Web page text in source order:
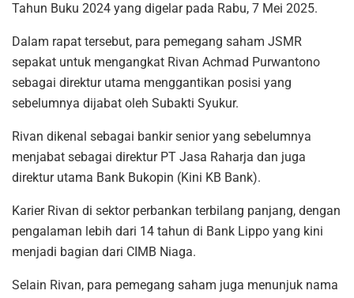
Tahun Buku 2024 yang digelar pada Rabu, 7 Mei 2025.
Dalam rapat tersebut, para pemegang saham JSMR
sepakat untuk mengangkat Rivan Achmad Purwantono
sebagai direktur utama menggantikan posisi yang
sebelumnya dijabat oleh Subakti Syukur.
Rivan dikenal sebagai bankir senior yang sebelumnya
menjabat sebagai direktur PT Jasa Raharja dan juga
direktur utama Bank Bukopin (Kini KB Bank).
Karier Rivan di sektor perbankan terbilang panjang, dengan
pengalaman lebih dari 14 tahun di Bank Lippo yang kini
menjadi bagian dari CIMB Niaga.
Selain Rivan, para pemegang saham juga menunjuk nama